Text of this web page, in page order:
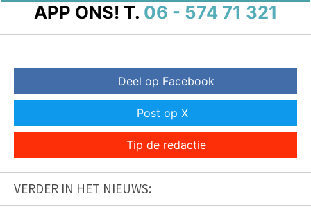
APP ONS! T. 06 - 574 71 321
Deel op Facebook
Post op X
Tip de redactie
VERDER IN HET NIEUWS: